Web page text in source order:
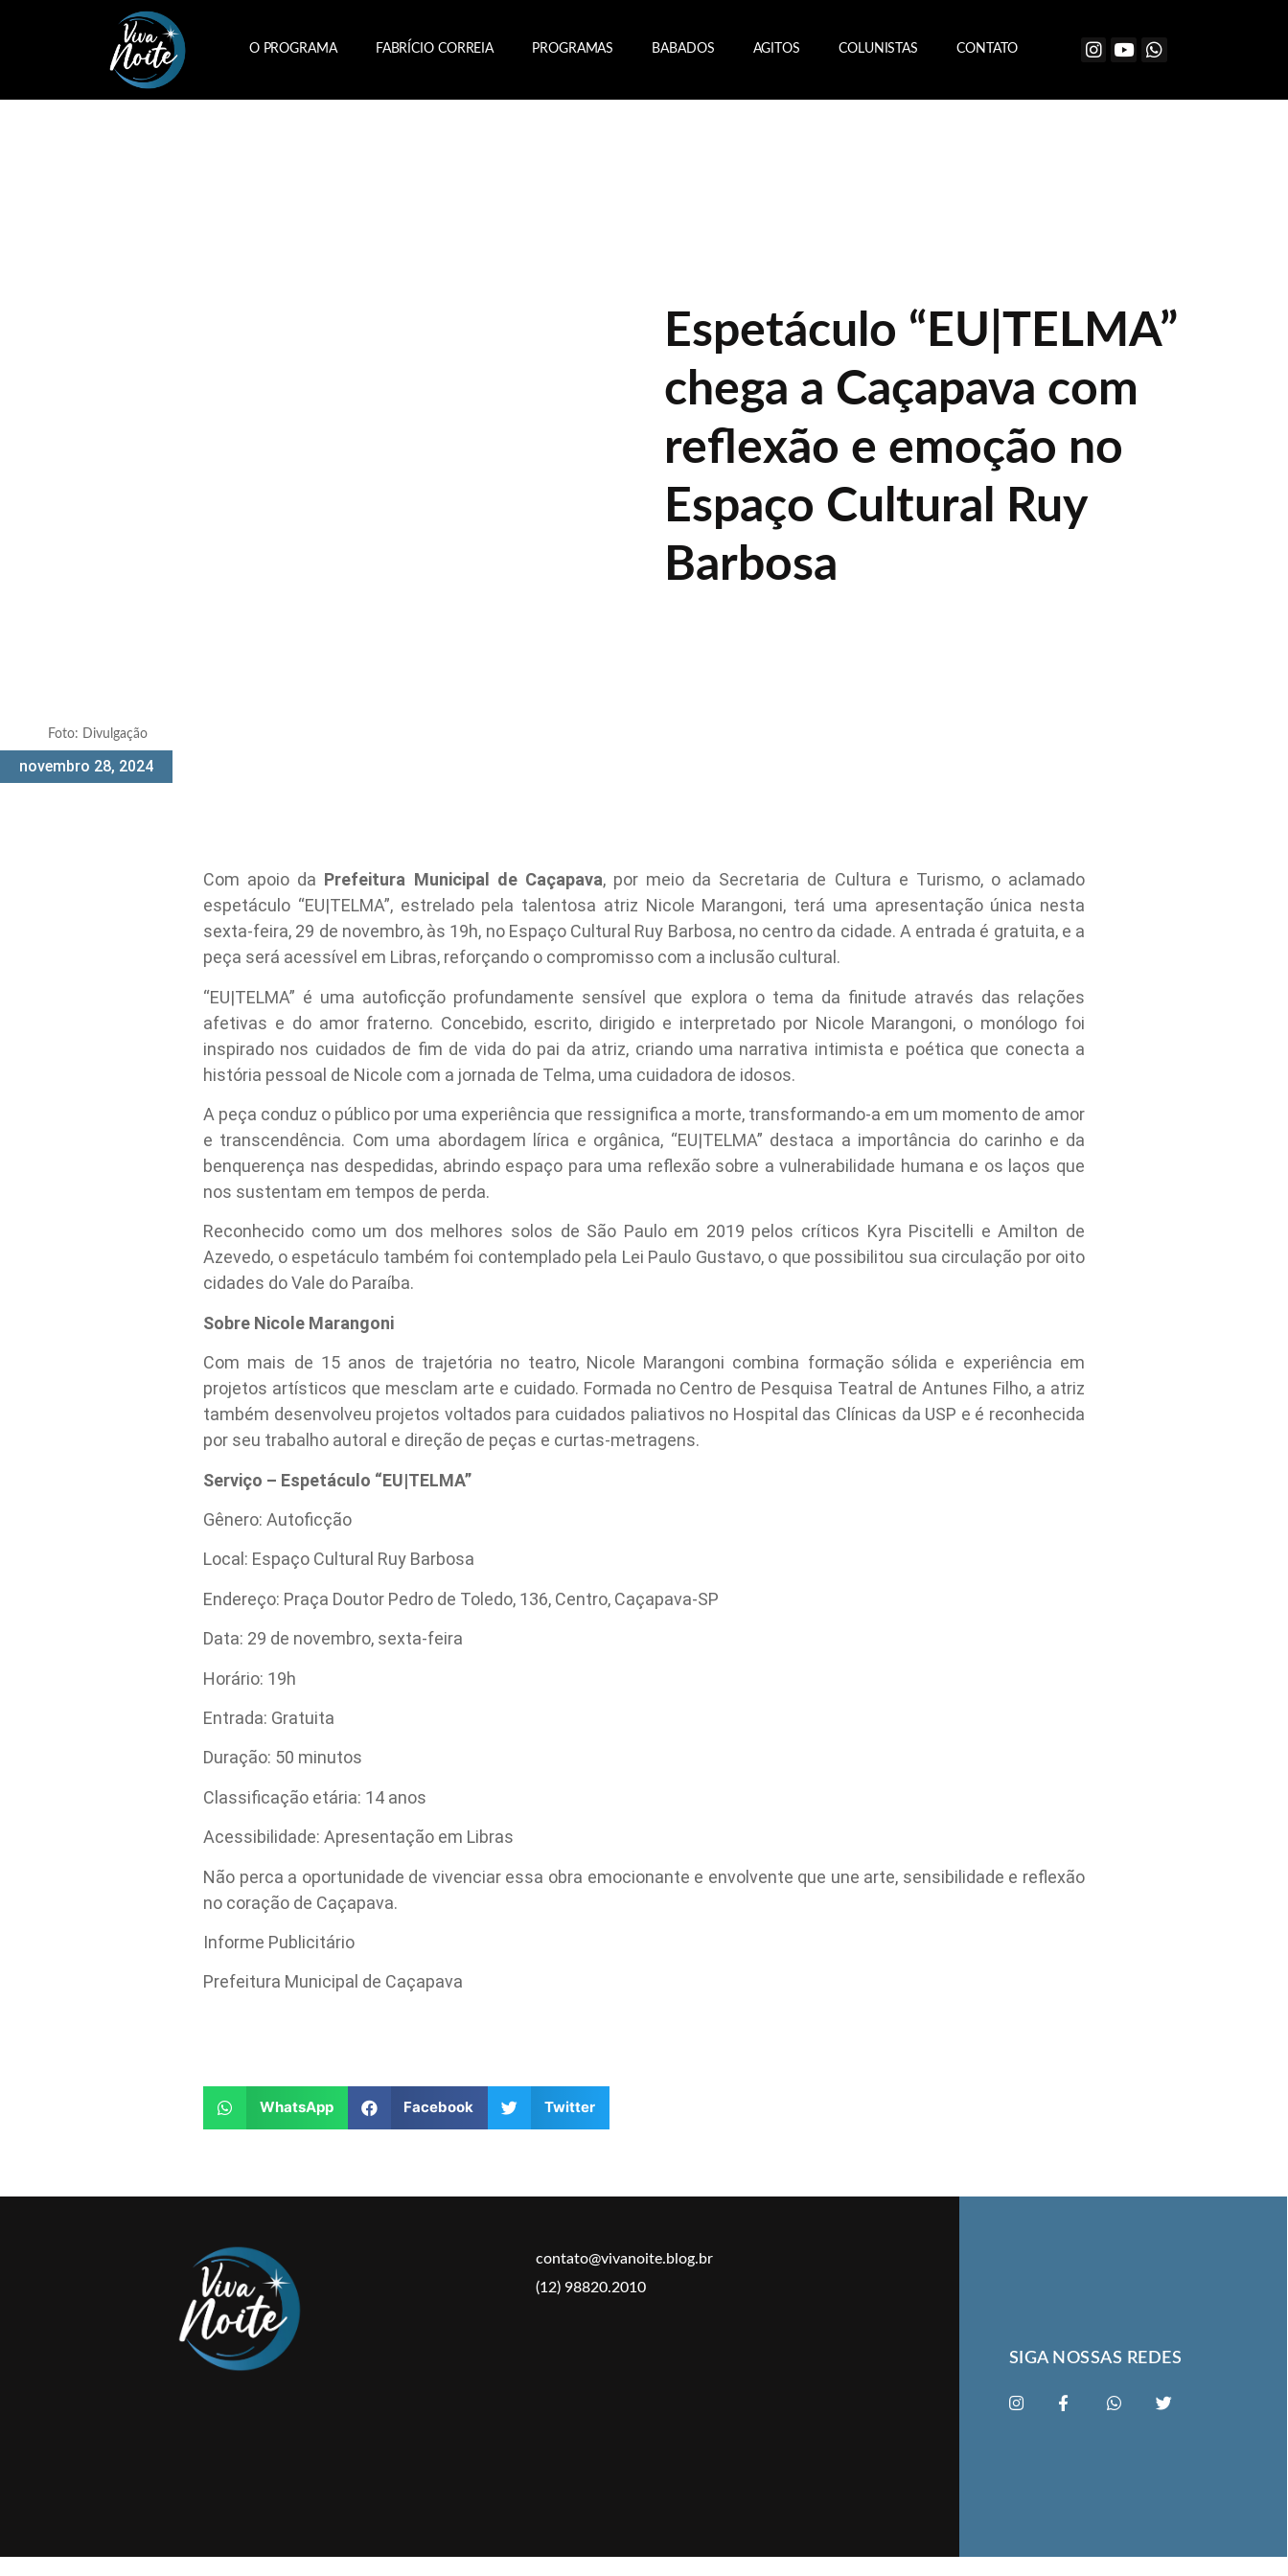
O PROGRAMA FABRÍCIO CORREIA PROGRAMAS BABADOS AGITOS COLUNISTAS CONTATO
Foto: Divulgação
novembro 28, 2024
Espetáculo “EU|TELMA”
chega a Caçapava com
reflexão e emoção no
Espaço Cultural Ruy
Barbosa
Com apoio da Prefeitura Municipal de Caçapava, por meio da Secretaria de Cultura e Turismo, o aclamado
espetáculo “EU|TELMA”, estrelado pela talentosa atriz Nicole Marangoni, terá uma apresentação única nesta
sexta-feira, 29 de novembro, às 19h, no Espaço Cultural Ruy Barbosa, no centro da cidade. A entrada é gratuita, e a
peça será acessível em Libras, reforçando o compromisso com a inclusão cultural.
“EU|TELMA” é uma autoficção profundamente sensível que explora o tema da finitude através das relações
afetivas e do amor fraterno. Concebido, escrito, dirigido e interpretado por Nicole Marangoni, o monólogo foi
inspirado nos cuidados de fim de vida do pai da atriz, criando uma narrativa intimista e poética que conecta a
história pessoal de Nicole com a jornada de Telma, uma cuidadora de idosos.
A peça conduz o público por uma experiência que ressignifica a morte, transformando-a em um momento de amor
e transcendência. Com uma abordagem lírica e orgânica, “EU|TELMA” destaca a importância do carinho e da
benquerença nas despedidas, abrindo espaço para uma reflexão sobre a vulnerabilidade humana e os laços que
nos sustentam em tempos de perda.
Reconhecido como um dos melhores solos de São Paulo em 2019 pelos críticos Kyra Piscitelli e Amilton de
Azevedo, o espetáculo também foi contemplado pela Lei Paulo Gustavo, o que possibilitou sua circulação por oito
cidades do Vale do Paraíba.
Sobre Nicole Marangoni
Com mais de 15 anos de trajetória no teatro, Nicole Marangoni combina formação sólida e experiência em
projetos artísticos que mesclam arte e cuidado. Formada no Centro de Pesquisa Teatral de Antunes Filho, a atriz
também desenvolveu projetos voltados para cuidados paliativos no Hospital das Clínicas da USP e é reconhecida
por seu trabalho autoral e direção de peças e curtas-metragens.
Serviço – Espetáculo “EU|TELMA”
Gênero: Autoficção
Local: Espaço Cultural Ruy Barbosa
Endereço: Praça Doutor Pedro de Toledo, 136, Centro, Caçapava-SP
Data: 29 de novembro, sexta-feira
Horário: 19h
Entrada: Gratuita
Duração: 50 minutos
Classificação etária: 14 anos
Acessibilidade: Apresentação em Libras
Não perca a oportunidade de vivenciar essa obra emocionante e envolvente que une arte, sensibilidade e reflexão
no coração de Caçapava.
Informe Publicitário
Prefeitura Municipal de Caçapava
WhatsApp Facebook Twitter
contato@vivanoite.blog.br
(12) 98820.2010
SIGA NOSSAS REDES